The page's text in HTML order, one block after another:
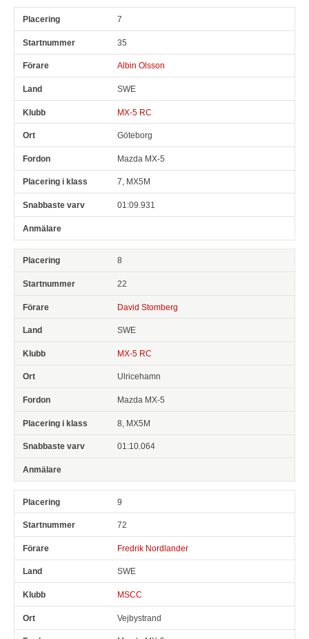
7
35
Albin Olsson
SWE
MX-5 RC
Göteborg
Mazda MX-5
7, MX5M
01:09.931
8
22
David Stomberg
SWE
MX-5 RC
Ulricehamn
Mazda MX-5
8, MX5M
01:10.064
9
72
Fredrik Nordlander
SWE
MSCC
Vejbystrand